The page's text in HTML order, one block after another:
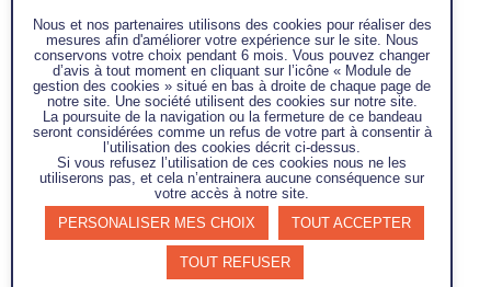
principes organisationnels générateurs de
gains de productivité.
Mission :
Animation de Séminaires et coaching terrain
Séminaires d’information et de mise en
situation traitant du Système Industriel et
Logistique :
– L’environnement concurrentiel,
Nous et nos partenaires utilisons des cookies pour réaliser des
mesures afin d'améliorer votre expérience sur le site. Nous
conservons votre choix pendant 6 mois. Vous pouvez changer
d’avis à tout moment en cliquant sur l’icône « Module de
gestion des cookies » situé en bas à droite de chaque page de
notre site. Une société utilisent des cookies sur notre site.
La poursuite de la navigation ou la fermeture de ce bandeau
seront considérées comme un refus de votre part à consentir à
l’utilisation des cookies décrit ci-dessus.
Si vous refusez l’utilisation de ces cookies nous ne les
utiliserons pas, et cela n’entrainera aucune conséquence sur
votre accès à notre site.
PERSONALISER MES CHOIX
TOUT ACCEPTER
TOUT REFUSER